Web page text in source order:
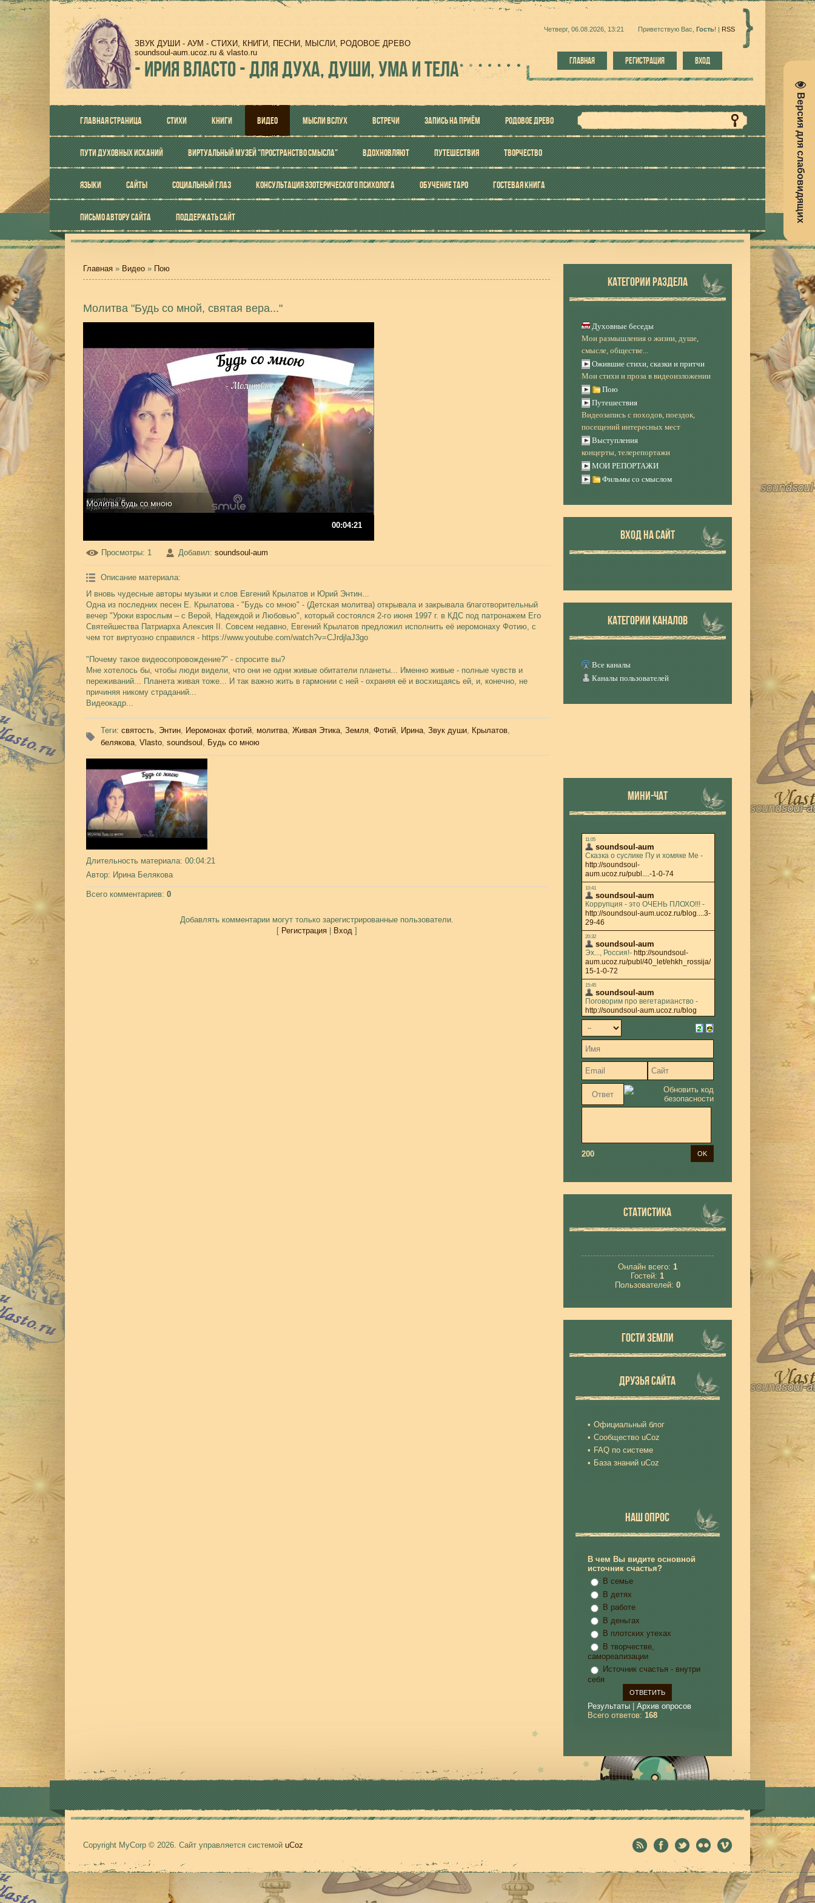
Версия для слабовидящих
ЗВУК ДУШИ - АУМ - СТИХИ, КНИГИ, ПЕСНИ, МЫСЛИ, РОДОВОЕ ДРЕВО
soundsoul-aum.ucoz.ru & vlasto.ru
-ИРИЯ ВЛАСТО - ДЛЯ ДУХА, ДУШИ, УМА И ТЕЛА
Четверг, 06.08.2026, 13:21 Приветствую Вас Гость! | RSS
ГЛАВНАЯ РЕГИСТРАЦИЯ ВХОД
ГЛАВНАЯ СТРАНИЦА СТИХИ КНИГИ ВИДЕО МЫСЛИ ВСЛУХ ВСТРЕЧИ ЗАПИСЬ НА ПРИЁМ РОДОВОЕ ДРЕВО
ПУТИ ДУХОВНЫХ ИСКАНИЙ ВИРТУАЛЬНЫЙ МУЗЕЙ "ПРОСТРАНСТВО СМЫСЛА" ВДОХНОВЛЯЮТ ПУТЕШЕСТВИЯ ТВОРЧЕСТВО
ЯЗЫКИ САЙТЫ СОЦИАЛЬНЫЙ ГЛАЗ КОНСУЛЬТАЦИЯ ЭЗОТЕРИЧЕСКОГО ПСИХОЛОГА ОБУЧЕНИЕ ТАРО ГОСТЕВАЯ КНИГА
ПИСЬМО АВТОРУ САЙТА ПОДДЕРЖАТЬ САЙТ
Главная » Видео » Пою
Молитва "Будь со мной, святая вера..."
00:04:21
Просмотры: 1 Добавил: soundsoul-aum
Описание материала:
И вновь чудесные авторы музыки и слов Евгений Крылатов и Юрий Энтин...
Одна из последних песен Е. Крылатова - "Будь со мною" - (Детская молитва) открывала и закрывала благотворительный
вечер "Уроки взрослым – с Верой, Надеждой и Любовью", который состоялся 2-го июня 1997 г. в КДС под патронажем Его
Святейшества Патриарха Алексия II. Совсем недавно, Евгений Крылатов предложил исполнить её иеромонаху Фотию, с
чем тот виртуозно справился - https://www.youtube.com/watch?v=CJrdjlaJ3go
"Почему такое видеосопровождение?" - спросите вы?
Мне хотелось бы, чтобы люди видели, что они не одни живые обитатели планеты... Именно живые - полные чувств и
переживаний... Планета живая тоже... И так важно жить в гармонии с ней - охраняя её и восхищаясь ей, и, конечно, не
причиняя никому страданий...
Видеокадр...
Теги: святость, Энтин, Иеромонах фотий, молитва, Живая Этика, Земля, Фотий, Ирина, Звук души, Крылатов,
белякова, Vlasto, soundsoul , Будь со мною
Длительность материала: 00:04:21
Автор: Ирина Белякова
Всего комментариев: 0
Добавлять комментарии могут только зарегистрированные пользователи.
[ Регистрация| Вход]
КАТЕГОРИИ РАЗДЕЛА
Духовные беседы
Мои размышления о жизни, душе,
смысле, обществе...
Ожившие стихи, сказки и притчи
Мои стихи и проза в видеоизложении
Пою
Путешествия
Видеозапись с походов, поездок,
посещений интересных мест
Выступления
концерты, телерепортажи
МОИ РЕПОРТАЖИ
Фильмы со смыслом
ВХОД НА САЙТ
КАТЕГОРИИ КАНАЛОВ
Все каналы
Каналы пользователей
МИНИ-ЧАТ
200
СТАТИСТИКА
Онлайн всего: 1
Гостей:1
Пользователей: 0
ГОСТИ ЗЕМЛИ
ДРУЗЬЯ САЙТА
Официальный блог
Сообщество uCoz
FAQ по системе
База знаний uCoz
НАШ ОПРОС
В чем Вы видите основной
источник счастья?
В семье
В детях
В работе
В деньгах
В плотских утехах
В творчестве,
самореализации
Источник счастья - внутри
себя
Результаты| Архив опросов
Всего ответов: 168
Copyright MyCorp © 2026. Сайт управляется системой uCoz